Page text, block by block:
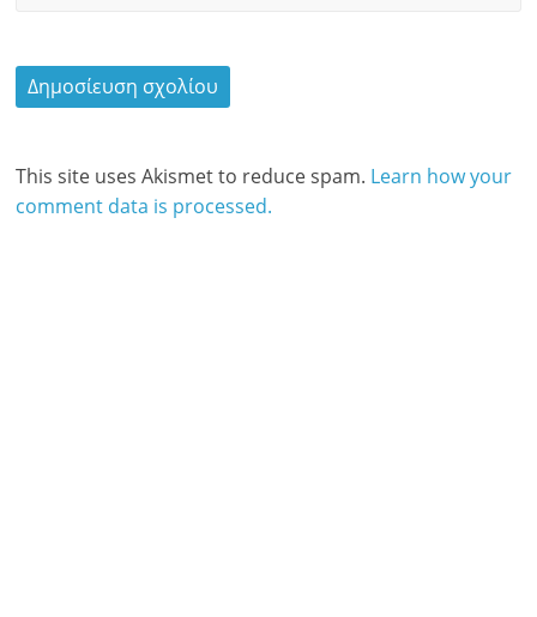
This site uses Akismet to reduce spam. Learn how your
comment data is processed.